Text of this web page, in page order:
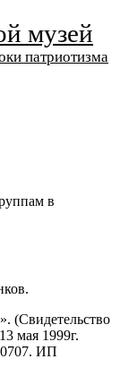
музей
патриотизма
в
(Свидетельство
мая 1999г.
ИП